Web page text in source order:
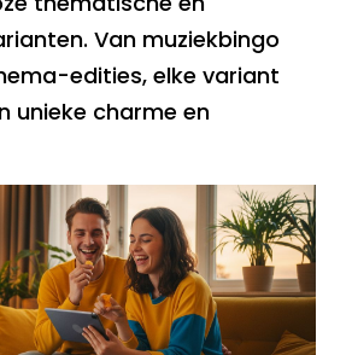
Van muziekbingo
edities, elke variant
unieke charme en